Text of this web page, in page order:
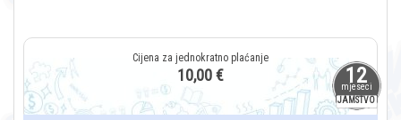
12
mjeseci
JAMSTVO
10,00 €